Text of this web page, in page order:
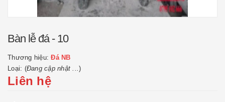
Bàn lễ đá - 10
Thương hiệu:Đá NB
Loại: (Đang cập nhật ...)
Liên hệ